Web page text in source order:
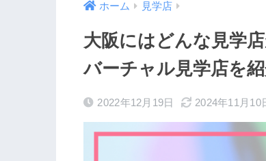
ホーム 見学店
大阪にはどんな見学
バーチャル見学店を紹
2022年12月19日 2024年11月10